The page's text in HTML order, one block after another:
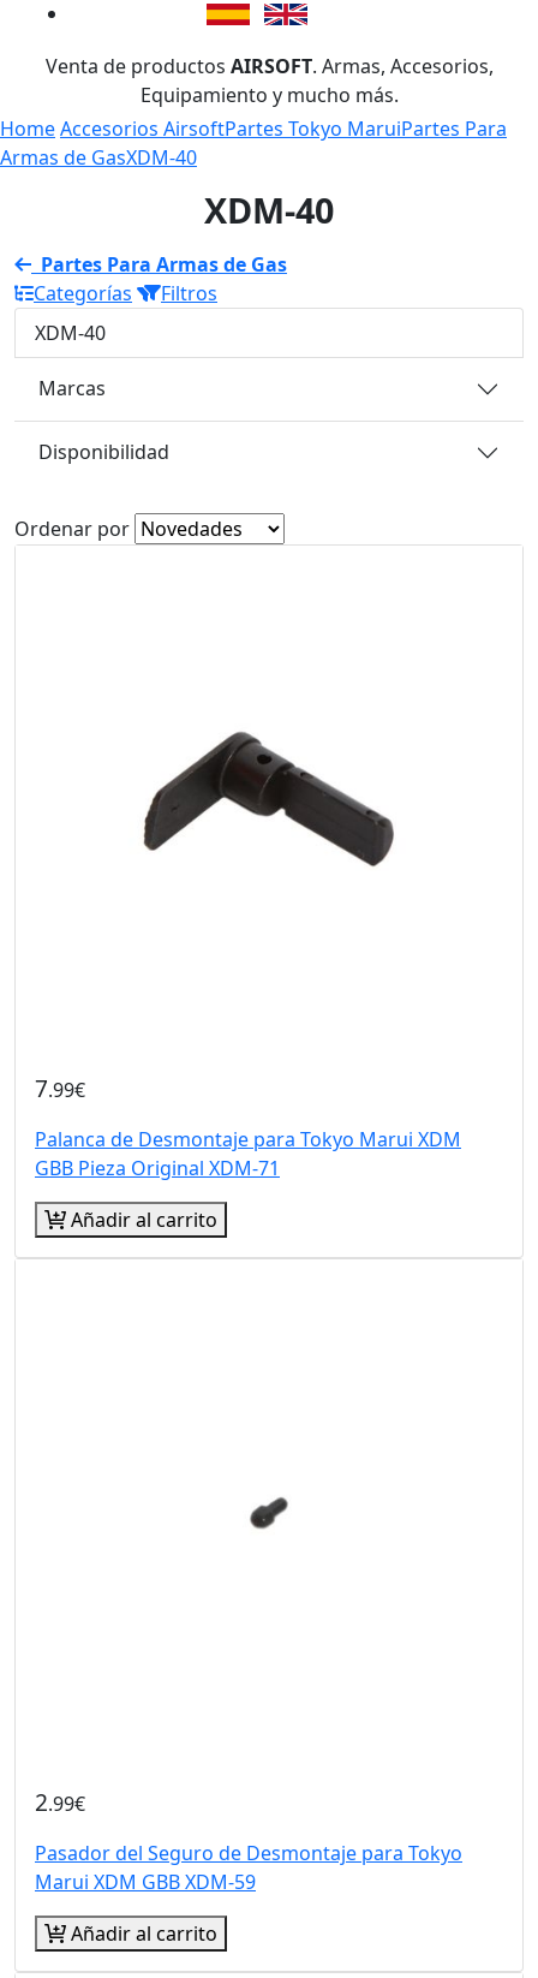
Venta de productos AIRSOFT. Armas, Accesorios,
Equipamiento y mucho más.
HomeAccesorios AirsoftPartes Tokyo MaruiPartes Para
Armas de GasXDM-40
XDM-40
Partes Para Armas de Gas
Categorías
Filtros
XDM-40
Marcas
Disponibilidad
Ordenar por
7.99€
Palanca de Desmontaje para Tokyo Marui XDM
GBB Pieza Original XDM-71
Añadir al carrito
2.99€
Pasador del Seguro de Desmontaje para Tokyo
Marui XDM GBB XDM-59
Añadir al carrito